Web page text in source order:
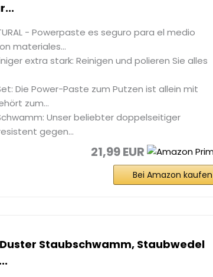
- Powerpaste es seguro para el medio
materiales...
extra stark: Reinigen und polieren Sie alles
Die Power-Paste zum Putzen ist allein mit
zum...
Unser beliebter doppelseitiger
gegen...
21,99 EUR
Bei Amazon kaufen
Staubschwamm, Staubwedel